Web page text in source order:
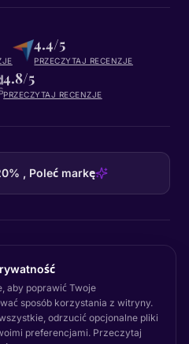
4.4/5
PRZECZYTAJ RECENZJE
4.8/5
PRZECZYTAJ RECENZJE
, Poleć markę
Group ApS
· 1112 København K
aby poprawić Twoje
sposób korzystania z witryny.
odrzucić opcjonalne pliki
preferencjami. Przeczytaj